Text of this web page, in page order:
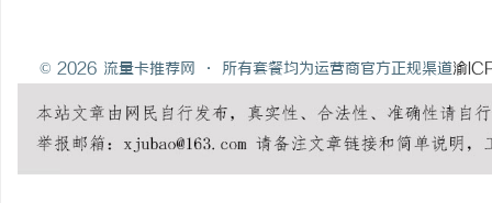
© 2026 流量卡推荐网 · 所有套餐均为运营商官方正规渠道渝